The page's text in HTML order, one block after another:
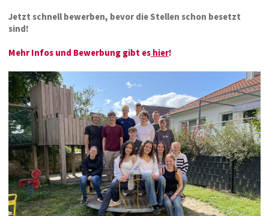
Jetzt schnell bewerben, bevor die Stellen schon besetzt
sind!
Mehr Infos und Bewerbung gibt eshier!